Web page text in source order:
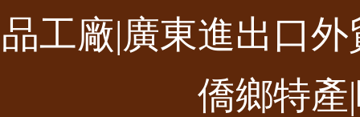
品工廠|廣東進出口
僑鄉特產